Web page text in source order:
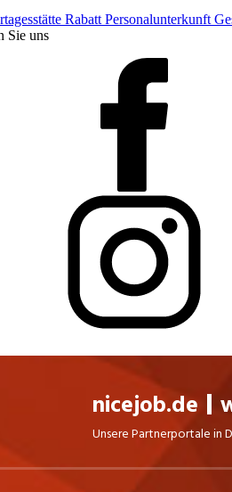
nicejob.de
Unsere Partnerportale in